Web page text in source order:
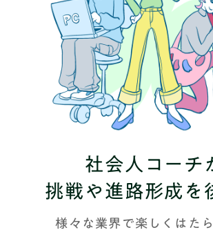
社会人コーチ
挑戦や進路形成を
様々な業界で楽しくはた